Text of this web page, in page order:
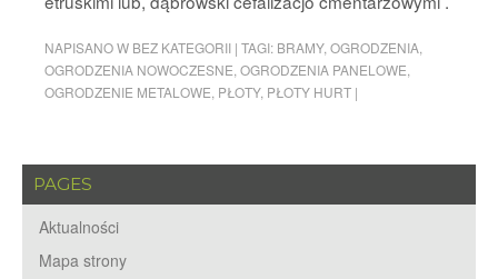
NAPISANO W BEZ KATEGORII | TAGI: BRAMY, OGRODZENIA
OGRODZENIA NOWOCZESNE OGRODZENIA PANELOWE
OGRODZENIE METALOWE PŁOTY, PŁOTY HURT |
PAGES
Aktualności
Mapa strony